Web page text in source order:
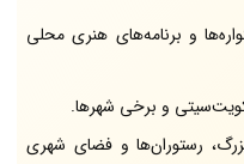
و برنامه‌های هنری محلی
و برخی شهرها.
رستوران‌ها و فضای شهری